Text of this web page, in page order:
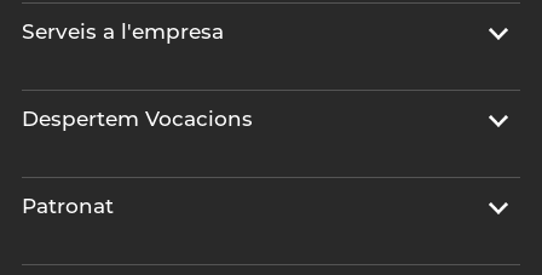
Serveis a l'empresa
Despertem Vocacions
Patronat